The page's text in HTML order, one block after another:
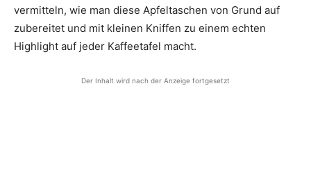
vermitteln, wie man diese Apfeltaschen von Grund auf
zubereitet und mit kleinen Kniffen zu einem echten
Highlight auf jeder Kaffeetafel macht.
Der Inhalt wird nach der Anzeige fortgesetzt